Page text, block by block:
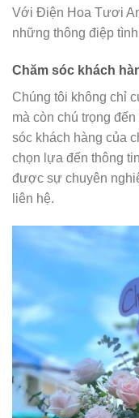
Với Điện Hoa Tươi
những thông điệp
Chăm sóc khách
Chúng tôi không chỉ
mà còn chú trọng
sóc khách hàng của
chọn lựa đến thông
được sự chuyên
liên hệ.